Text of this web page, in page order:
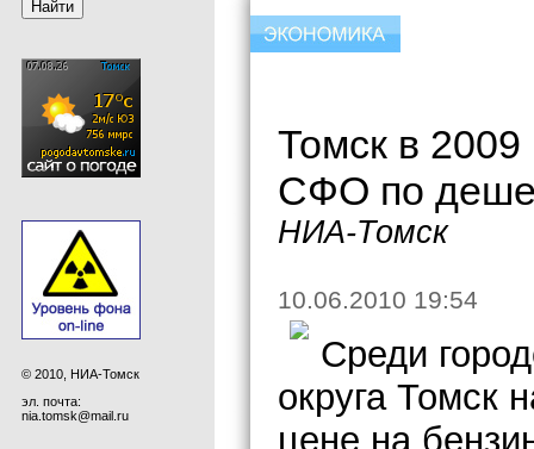
© 2010, НИА-Томск
эл. почта:
nia.tomsk@mail.ru
Томск в 2009
СФО по
НИА-Томск
10.06.2010 19:54
Среди
округа Томск
цене на